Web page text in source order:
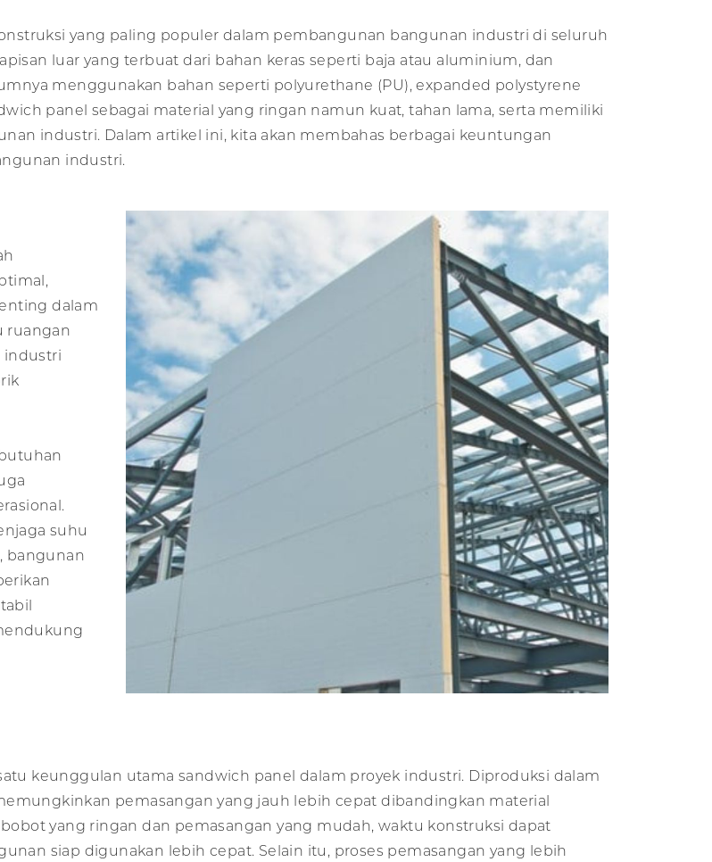
yang paling populer dalam pembangunan bangunan industri di seluruh
luar yang terbuat dari bahan keras seperti baja atau aluminium, dan
menggunakan bahan seperti polyurethane (PU), expanded polystyrene
panel sebagai material yang ringan namun kuat, tahan lama, serta memiliki
industri. Dalam artikel ini, kita akan membahas berbagai keuntungan
industri.
dalam
ruangan
industri
suhu
bangunan
keunggulan utama sandwich panel dalam proyek industri. Diproduksi dalam
pemasangan yang jauh lebih cepat dibandingkan material
yang ringan dan pemasangan yang mudah, waktu konstruksi dapat
siap digunakan lebih cepat. Selain itu, proses pemasangan yang lebih